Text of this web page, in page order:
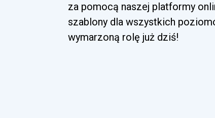
za pomocą naszej platformy
szablony dla wszystkich
wymarzoną rolę już dziś!